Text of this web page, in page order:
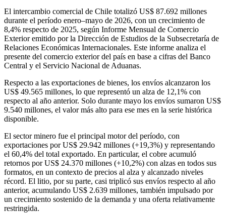
El intercambio comercial de Chile totalizó US$ 87.692 millones
durante el período enero–mayo de 2026, con un crecimiento de
8,4% respecto de 2025, según Informe Mensual de Comercio
Exterior emitido por la Dirección de Estudios de la Subsecretaría de
Relaciones Económicas Internacionales. Este informe analiza el
presente del comercio exterior del país en base a cifras del Banco
Central y el Servicio Nacional de Aduanas.
Respecto a las exportaciones de bienes, los envíos alcanzaron los
US$ 49.565 millones, lo que representó un alza de 12,1% con
respecto al año anterior. Solo durante mayo los envíos sumaron US$
9.540 millones, el valor más alto para ese mes en la serie histórica
disponible.
El sector minero fue el principal motor del período, con
exportaciones por US$ 29.942 millones (+19,3%) y representando
el 60,4% del total exportado. En particular, el cobre acumuló
retornos por US$ 24.370 millones (+10,2%) con alzas en todos sus
formatos, en un contexto de precios al alza y alcanzado niveles
récord. El litio, por su parte, casi triplicó sus envíos respecto al año
anterior, acumulando US$ 2.639 millones, también impulsado por
un crecimiento sostenido de la demanda y una oferta relativamente
restringida.